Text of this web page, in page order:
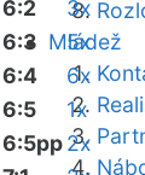
Mládež
6:2
3x
6:3
5x
6:4
6x
6:5
1x
6:5pp2x